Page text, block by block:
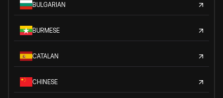
BULGARIAN
BURMESE
CATALAN
CHINESE